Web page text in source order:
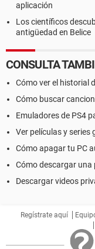
aplicación
Los científicos
antigüedad en Belice
CONSULTA
Cómo ver el historial
Cómo buscar
Emuladores de PS4
Ver películas y series
Cómo apagar tu PC
Cómo descargar una
Descargar videos
Regístrate aquí